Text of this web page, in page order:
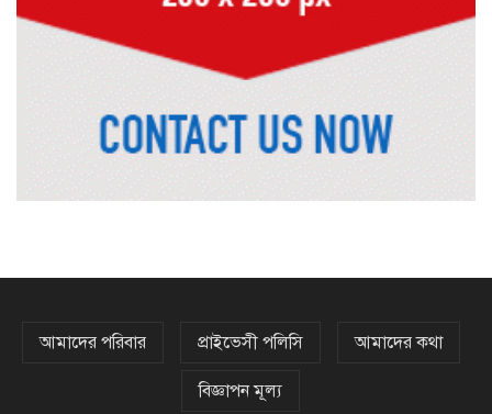
দুর্নীতিমুক্ত প্রশাসন গড়াই সরকারের মূল
নেসকো কেন, কোনো কিছুই রাজশাহী থেকে
করতে পুলিশের বিশেষ অভিযানে
আমাদের পরিবার প্রাইভেসী পলিসি আমাদের কথা
বিজ্ঞাপন মূল্য